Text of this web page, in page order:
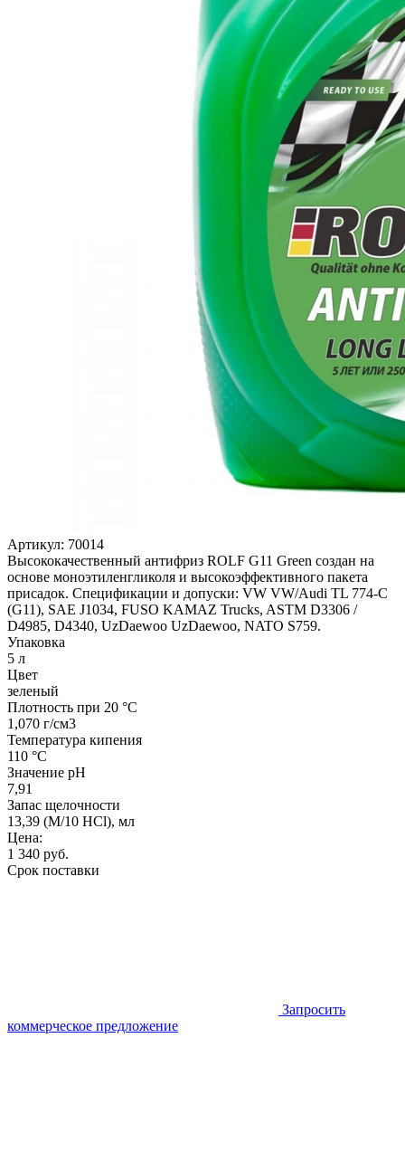
Артикул: 70014
Высококачественный антифриз ROLF G11 Green создан на
основе моноэтиленгликоля и высокоэффективного пакета
присадок. Спецификации и допуски: VW VW/Audi TL 774-C
(G11), SAE J1034, FUSO KAMAZ Trucks, ASTM D3306 /
D4985, D4340, UzDaewoo UzDaewoo, NATO S759.
Упаковка
5 л
Цвет
зеленый
Плотность при 20 °C
1,070 г/см3
Температура кипения
110 °C
Значение pH
7,91
Запас щелочности
13,39 (M/10 HCl), мл
Цена:
1 340 руб.
Срок поставки
Запросить
коммерческое предложение